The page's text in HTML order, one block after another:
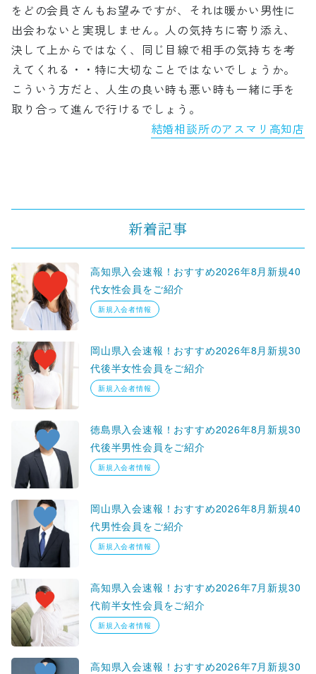
をどの会員さんもお望みですが、それは暖かい男性に
出会わないと実現しません。人の気持ちに寄り添え、
決して上からではなく、同じ目線で相手の気持ちを考
えてくれる・・特に大切なことではないでしょうか。
こういう方だと、人生の良い時も悪い時も一緒に手を
取り合って進んで行けるでしょう。
結婚相談所のアスマリ高知店
新着記事
高知県入会速報！おすすめ2026年8月新規40
代女性会員をご紹介
新規入会者情報
岡山県入会速報！おすすめ2026年8月新規30
代後半女性会員をご紹介
新規入会者情報
徳島県入会速報！おすすめ2026年8月新規30
代後半男性会員をご紹介
新規入会者情報
岡山県入会速報！おすすめ2026年8月新規40
代男性会員をご紹介
新規入会者情報
高知県入会速報！おすすめ2026年7月新規30
代前半女性会員をご紹介
新規入会者情報
高知県入会速報！おすすめ2026年7月新規30